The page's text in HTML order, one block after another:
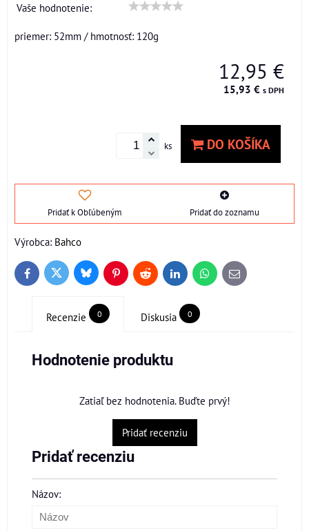
Vaše hodnotenie:
priemer: 52mm / hmotnosť: 120g
12,95 €
15,93 € s DPH
ks DO KOŠÍKA
Pridať k Obľúbeným Pridať do zoznamu
Výrobca: Bahco
FacebookTwitter BlueskyPinterestReddit LinkedInWhatsApp
E-
mail
Recenzie 0 Diskusia 0
Hodnotenie produktu
Zatiaľ bez hodnotenia. Buďte prvý!
Pridať recenziu
Pridať recenziu
Názov: